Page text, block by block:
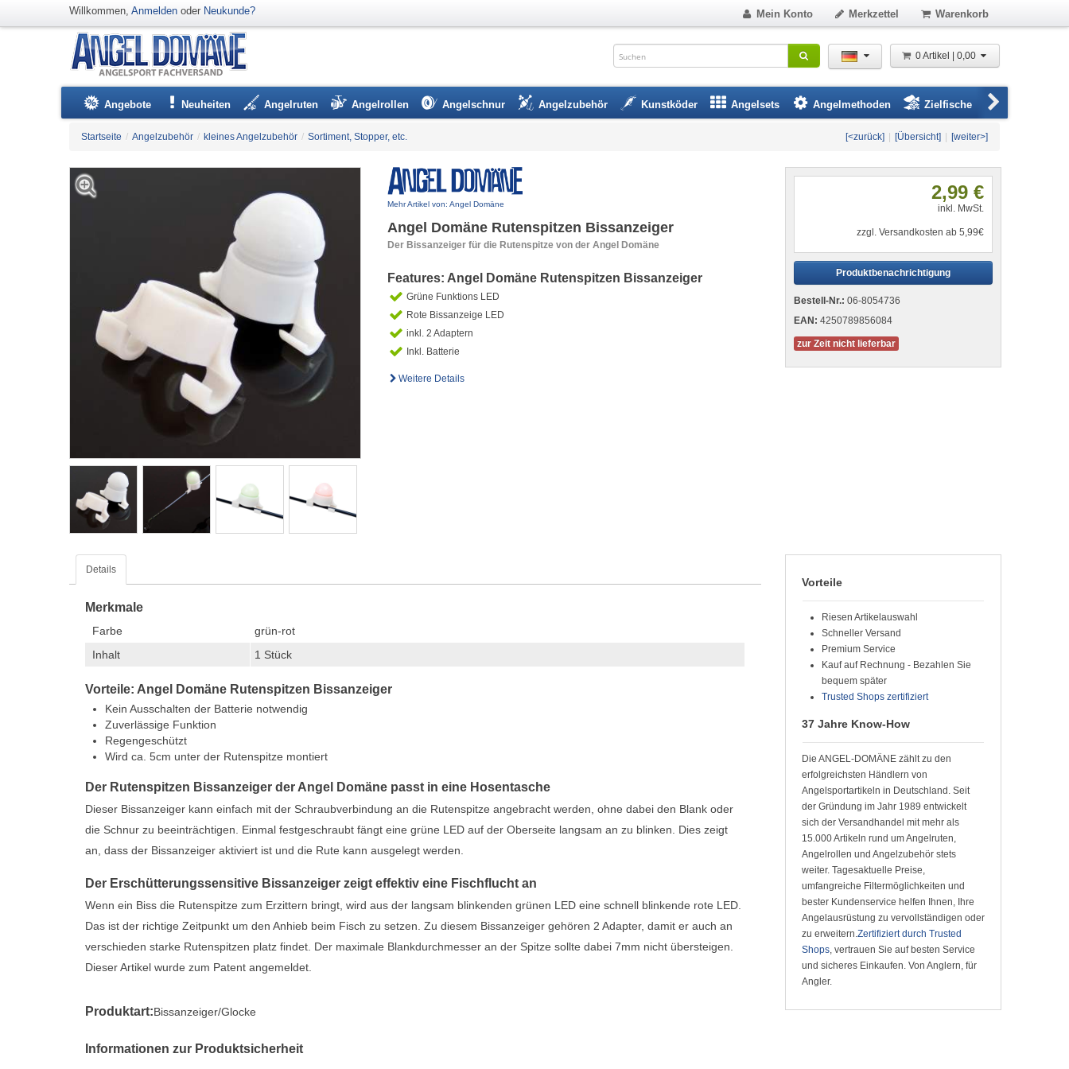
Willkommen, Anmelden oder Neukunde? Mein Konto Merkzettel Warenkorb
0 Artikel | 0,00
Angebote Neuheiten Angelruten Angelrollen Angelschnur Angelzubehör Kunstköder Angelsets Angelmethoden Zielfische
Startseite / Angelzubehör / kleines Angelzubehör / Sortiment, Stopper, etc. [<zurück] [Übersicht] [weiter>]
Mehr Artikel von: Angel Domäne
Angel Domäne Rutenspitzen Bissanzeiger
Der Bissanzeiger für die Rutenspitze von der Angel Domäne
Features: Angel Domäne Rutenspitzen Bissanzeiger
Grüne Funktions LED
Rote Bissanzeige LED
inkl. 2 Adaptern
Inkl. Batterie
Weitere Details
2,99 €
inkl. MwSt.
zzgl. Versandkosten ab 5,99€
Produktbenachrichtigung
Bestell-Nr.: 06-8054736
EAN: 4250789856084
zur Zeit nicht lieferbar
Details
Merkmale
Farbe
grün-rot
Inhalt
1 Stück
Vorteile: Angel Domäne Rutenspitzen Bissanzeiger
Kein Ausschalten der Batterie notwendig
Zuverlässige Funktion
Regengeschützt
Wird ca. 5cm unter der Rutenspitze montiert
Der Rutenspitzen Bissanzeiger der Angel Domäne passt in eine Hosentasche
Dieser Bissanzeiger kann einfach mit der Schraubverbindung an die Rutenspitze angebracht werden, ohne dabei den Blank oder
die Schnur zu beeinträchtigen. Einmal festgeschraubt fängt eine grüne LED auf der Oberseite langsam an zu blinken. Dies zeigt
an, dass der Bissanzeiger aktiviert ist und die Rute kann ausgelegt werden.
Der Erschütterungssensitive Bissanzeiger zeigt effektiv eine Fischflucht an
Wenn ein Biss die Rutenspitze zum Erzittern bringt, wird aus der langsam blinkenden grünen LED eine schnell blinkende rote LED.
Das ist der richtige Zeitpunkt um den Anhieb beim Fisch zu setzen. Zu diesem Bissanzeiger gehören 2 Adapter, damit er auch an
verschieden starke Rutenspitzen platz findet. Der maximale Blankdurchmesser an der Spitze sollte dabei 7mm nicht übersteigen.
Dieser Artikel wurde zum Patent angemeldet.
Produktart:Bissanzeiger/Glocke
Informationen zur Produktsicherheit
Vorteile
Riesen Artikelauswahl
Schneller Versand
Premium Service
Kauf auf Rechnung - Bezahlen Sie
bequem später
Trusted Shops zertifiziert
37 Jahre Know-How
Die ANGEL-DOMÄNE zählt zu den
erfolgreichsten Händlern von
Angelsportartikeln in Deutschland. Seit
der Gründung im Jahr 1989 entwickelt
sich der Versandhandel mit mehr als
15.000 Artikeln rund um Angelruten,
Angelrollen und Angelzubehör stets
weiter. Tagesaktuelle Preise,
umfangreiche Filtermöglichkeiten und
bester Kundenservice helfen Ihnen, Ihre
Angelausrüstung zu vervollständigen oder
zu erweitern.Zertifiziert durch Trusted
Shops, vertrauen Sie auf besten Service
und sicheres Einkaufen. Von Anglern, für
Angler.